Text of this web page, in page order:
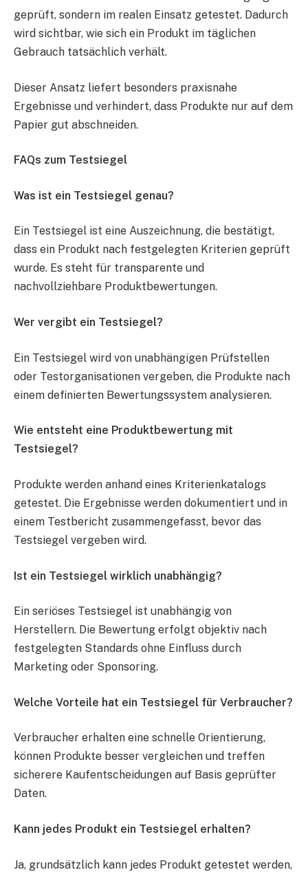
geprüft, sondern im realen Einsatz getestet. Dadurch
wird sichtbar, wie sich ein Produkt im täglichen
Gebrauch tatsächlich verhält.
Dieser Ansatz liefert besonders praxisnahe
Ergebnisse und verhindert, dass Produkte nur auf dem
Papier gut abschneiden.
FAQs zum Testsiegel
Was ist ein Testsiegel genau?
Ein Testsiegel ist eine Auszeichnung, die bestätigt,
dass ein Produkt nach festgelegten Kriterien geprüft
wurde. Es steht für transparente und
nachvollziehbare Produktbewertungen.
Wer vergibt ein Testsiegel?
Ein Testsiegel wird von unabhängigen Prüfstellen
oder Testorganisationen vergeben, die Produkte nach
einem definierten Bewertungssystem analysieren.
Wie entsteht eine Produktbewertung mit
Testsiegel?
Produkte werden anhand eines Kriterienkatalogs
getestet. Die Ergebnisse werden dokumentiert und in
einem Testbericht zusammengefasst, bevor das
Testsiegel vergeben wird.
Ist ein Testsiegel wirklich unabhängig?
Ein seriöses Testsiegel ist unabhängig von
Herstellern. Die Bewertung erfolgt objektiv nach
festgelegten Standards ohne Einfluss durch
Marketing oder Sponsoring.
Welche Vorteile hat ein Testsiegel für Verbraucher?
Verbraucher erhalten eine schnelle Orientierung,
können Produkte besser vergleichen und treffen
sicherere Kaufentscheidungen auf Basis geprüfter
Daten.
Kann jedes Produkt ein Testsiegel erhalten?
Ja, grundsätzlich kann jedes Produkt getestet werden,